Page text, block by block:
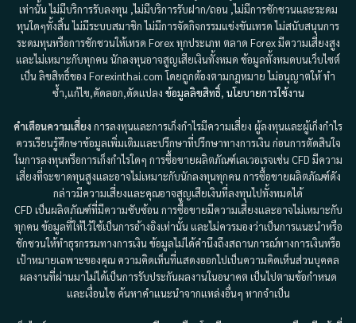
เท่านั้น ไม่มีบริการรับลงทุน ,ไม่มีบริการรับฝาก/ถอน ,ไม่มีการชักชวนและระดม
ทุนใดๆทั้งสิ้น ไม่มีระบบสมาชิก ไม่มีการจัดกิจกรรมแข่งขันเทรด ไม่สนับสนุนการ
ระดมทุนหรือการชักชวนให้เทรด Forex ทุกประเภท ตลาด Forex มีความเสี่ยงสูง
และไม่เหมาะกับทุกคน นักลงทุนอาจสูญเสียเงินทั้งหมด ข้อมูลทั้งหมดบนเว็บไซต์
เป็น ลิขสิทธิ์ของ Forexinthai.com โดยถูกต้องตามกฎหมาย ไม่อนุญาตให้ ทำ
ซ้ำ,แก้ไข,คัดลอก,ดัดแปลง ข้อมูลลิขสิทธิ์, นโยบายการใช้งาน
คำเตือนความเสี่ยงการลงทุนและการเก็งกำไรมีความเสี่ยง ผู้ลงทุนและผู้เก็งกำไร
ควรเรียนรู้ศึกษาข้อมูลเพิ่มเติมและปรึกษาที่ปรึกษาทางการเงิน ก่อนการตัดสินใจ
ในการลงทุนหรือการเก็งกำไรใดๆ การซื้อขายผลิตภัณฑ์เลเวอเรจเช่น CFD มีความ
เสี่ยงที่จะขาดทุนสูงและอาจไม่เหมาะกับนักลงทุนทุกคน การซื้อขายผลิตภัณฑ์ดัง
กล่าวมีความเสี่ยงและคุณอาจสูญเสียเงินที่ลงทุนไปทั้งหมดได้
CFD เป็นผลิตภัณฑ์ที่มีความซับซ้อน การซื้อขายมีความเสี่ยงและอาจไม่เหมาะกับ
ทุกคน ข้อมูลที่ให้ไว้ใช้เป็นการอ้างอิงเท่านั้น และไม่ควรมองว่าเป็นการแนะนำหรือ
ชักชวนให้ทำธุรกรรมทางการเงิน ข้อมูลไม่ได้คำนึงถึงสถานการณ์ทางการเงินหรือ
เป้าหมายเฉพาะของคุณ ความคิดเห็นที่แสดงออกไปเป็นความคิดเห็นส่วนบุคคล
ผลงานที่ผ่านมาไม่ได้เป็นการรับประกันผลงานในอนาคต เป็นไปตามข้อกำหนด
และเงื่อนไข ค้นหาคำแนะนำจากแหล่งอื่นๆ หากจำเป็น